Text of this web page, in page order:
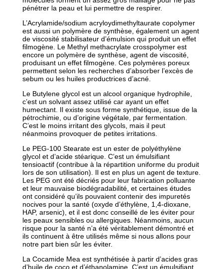
pénétrer la peau et lui permettre de respirer.
L’Acrylamide/sodium acryloydimethyltaurate copolymer
est aussi un polymère de synthèse, également un agent
de viscosité stabilisateur d’émulsion qui produit un effet
filmogène. Le Methyl methacrylate crosspolymer est
encore un polymère de synthèse, agent de viscosité,
produisant un effet filmogène. Ces polymères poreux
permettent selon les recherches d’absorber l’excès de
sebum ou les huiles productrices d’acné.
Le Butylene glycol est un alcool organique hydrophile,
c’est un solvant assez utilisé car ayant un effet
humectant. Il existe sous forme synthétique, issue de la
pétrochimie, ou d’origine végétale, par fermentation.
C’est le moins irritant des glycols, mais il peut
néanmoins provoquer de petites irritations.
Le PEG-100 Stearate est un ester de polyéthylène
glycol et d’acide stéarique. C’est un émulsifiant
tensioactif (contribue à la répartition uniforme du produit
lors de son utilisation). Il est en plus un agent de texture.
Les PEG ont été décriés pour leur fabrication polluante
et leur mauvaise biodégradabilité, et certaines études
ont considéré qu’ils pouvaient contenir des impuretés
nocives pour la santé (oxyde d’éthylène, 1,4-dioxane,
HAP, arsenic), et il est donc conseillé de les éviter pour
les peaux sensibles ou allergiques. Néanmoins, aucun
risque pour la santé n’a été véritablement démontré et
ils continuent à être utilisés même si nous allons pour
notre part bien sûr les éviter.
La Cocamide Mea est synthétisée à partir d’acides gras
d’huile de coco et d’éthanolamine. C’est un émulsifiant